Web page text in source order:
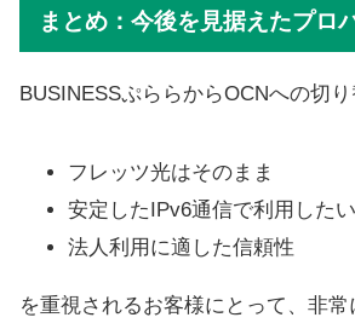
まとめ：今後を見据えたプロ
BUSINESSぷららからOCNへの切り
フレッツ光はそのまま
安定したIPv6通信で利用したい
法人利用に適した信頼性
を重視されるお客様にとって、非